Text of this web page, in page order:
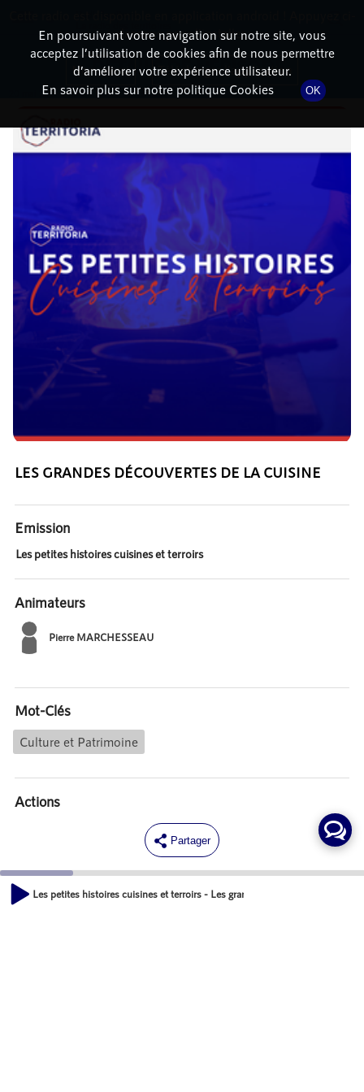
DÉTAILS DE L'ÉPISODE
20 mai 2021 à 10h04, durée : 6 minutes
LES GRANDES DÉCOUVERTES DE LA CUISINE
Emission
Les petites histoires cuisines et terroirs
Animateurs
Pierre MARCHESSEAU
Mot-Clés
Culture et Patrimoine
Actions
Partager
Commentaires
Les petites histoires cuisines et terroirs - Les grandes découvertes de la
En poursuivant votre navigation sur notre site, vous
acceptez l’utilisation de cookies afin de nous permettre
d’améliorer votre expérience utilisateur.
En savoir plus sur notre politique Cookies
OK
dessous pour l'installer.
Non merci Télécharger l'application